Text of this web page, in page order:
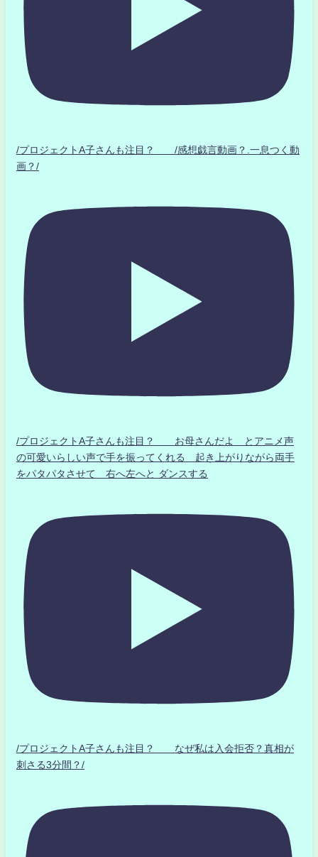
/プロジェクトA子さんも注目？ /感想戯言動画？.一息つく動
画？/
/プロジェクトA子さんも注目？ お母さんだよ とアニメ声
の可愛いらしい声で手を振ってくれる 起き上がりながら両手
をパタパタさせて 右へ左へと ダンスする
/プロジェクトA子さんも注目？ なぜ私は入会拒否？真相が
刺さる3分間？/